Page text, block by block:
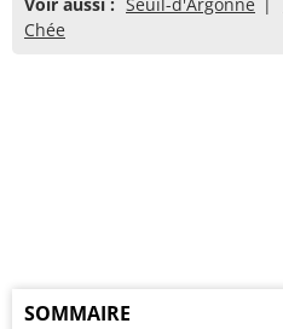
Chée
SOMMAIRE